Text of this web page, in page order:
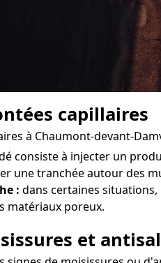
capillaires
à Chaumont-devant-
consiste à injecter un
une tranchée autour des
: dans certaines
matériaux poreux.
et